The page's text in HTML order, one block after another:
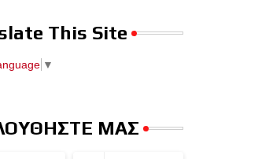
This Site
▼
ΜΑΣ